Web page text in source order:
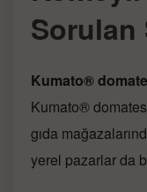
Sorulan
Kumato®
Kumato®
gıda
yerel pazarlar da